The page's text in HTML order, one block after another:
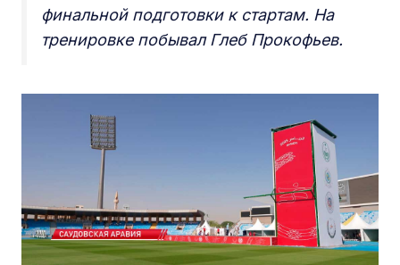
финальной подготовки к стартам. На
тренировке побывал Глеб Прокофьев.